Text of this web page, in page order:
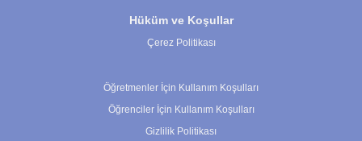
Hüküm ve Koşullar
Çerez Politikası
Öğretmenler İçin Kullanım Koşulları
Öğrenciler İçin Kullanım Koşulları
Gizlilik Politikası